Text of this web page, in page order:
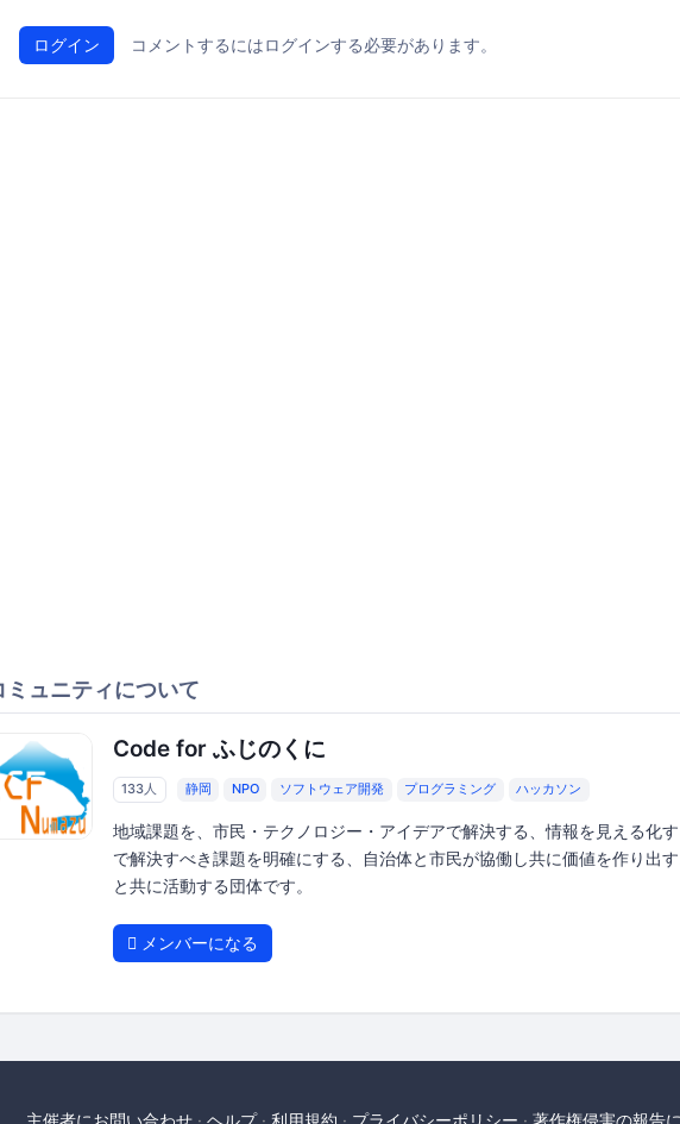
ログイン コメントするにはログインする必要があります。
ミュニティについて
Code for ふじのくに
133人 静岡 NPO ソフトウェア開発 プログラミング ハッカソン
地域課題を、市民・テクノロジー・アイデアで解決する、情報を見える化す
で解決すべき課題を明確にする、自治体と市民が協働し共に価値を作り出
と共に活動する団体です。
メンバーになる
主催者にお問い合わせ ヘルプ 利用規約 プライバシーポリシー 著作権侵害の報告